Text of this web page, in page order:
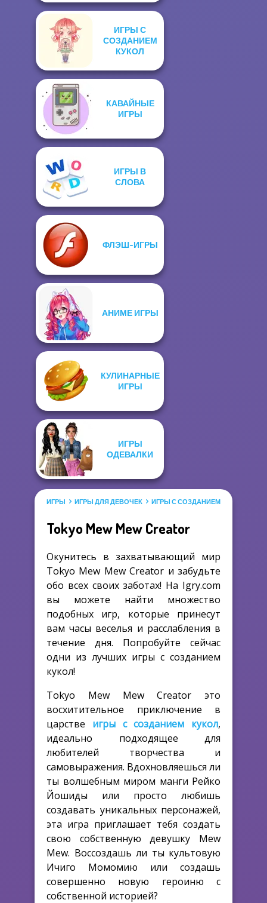
ИГРЫ С
СОЗДАНИЕМ
КУКОЛ
КАВАЙНЫЕ
ИГРЫ
ИГРЫ В
СЛОВА
ФЛЭШ-ИГРЫ
АНИМЕ ИГРЫ
КУЛИНАРНЫЕ
ИГРЫ
ИГРЫ
ОДЕВАЛКИ
ИГРЫ ИГРЫ ДЛЯ ДЕВОЧЕК ИГРЫ С СОЗДАНИЕМ КУКОЛ
Tokyo Mew Mew Creator
Окунитесь в захватывающий мир
Tokyo Mew Mew Creator и забудьте
обо всех своих заботах! На Igry.com
вы можете найти множество
подобных игр, которые принесут
вам часы веселья и расслабления в
течение дня. Попробуйте сейчас
одни из лучших игры с созданием
кукол!
Tokyo Mew Mew Creator это
восхитительное приключение в
царстве игры с созданием кукол,
идеально подходящее для
любителей творчества и
самовыражения. Вдохновляешься ли
ты волшебным миром манги Рейко
Йошиды или просто любишь
создавать уникальных персонажей,
эта игра приглашает тебя создать
свою собственную девушку Mew
Mew. Воссоздашь ли ты культовую
Ичиго Момомию или создашь
совершенно новую героиню с
собственной историей?